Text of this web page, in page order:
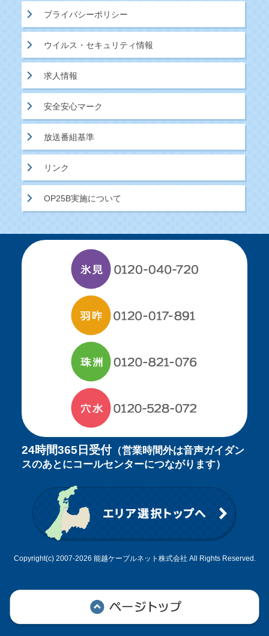
プライバシーポリシー
ウイルス・セキュリティ情報
求人情報
安全安心マーク
放送番組基準
リンク
OP25B実施について
24時間365日受付（営業時間外は音声ガイダン
スのあとにコールセンターにつながります）
Copyright(c) 2007-2026 能越ケーブルネット株式会社 All Rights Reserved.